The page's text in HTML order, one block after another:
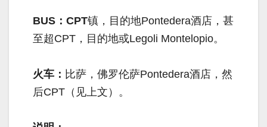
BUS：CPT镇，目的地Pontedera酒店，甚
至超CPT，目的地或Legoli Montelopio。
火车： 比萨，佛罗伦萨Pontedera酒店，然
后CPT（见上文）。